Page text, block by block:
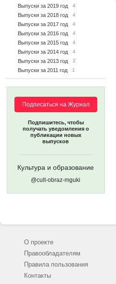
Выпуски за 2019 год 4
Выпуски за 2018 год 4
Выпуски за 2017 год 4
Выпуски за 2016 год 4
Выпуски за 2015 год 4
Выпуски за 2014 год 4
Выпуски за 2013 год 2
Выпуски за 2011 год 1
Подписаться на Журнал
Подпишитесь, чтобы
получать уведомления о
публикации новых
выпусков
Культура и образование
@cult-obraz-mguki
О проекте
Правообладателям
Правила пользования
Контакты